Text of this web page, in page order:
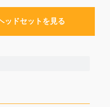
ッドセットを見る